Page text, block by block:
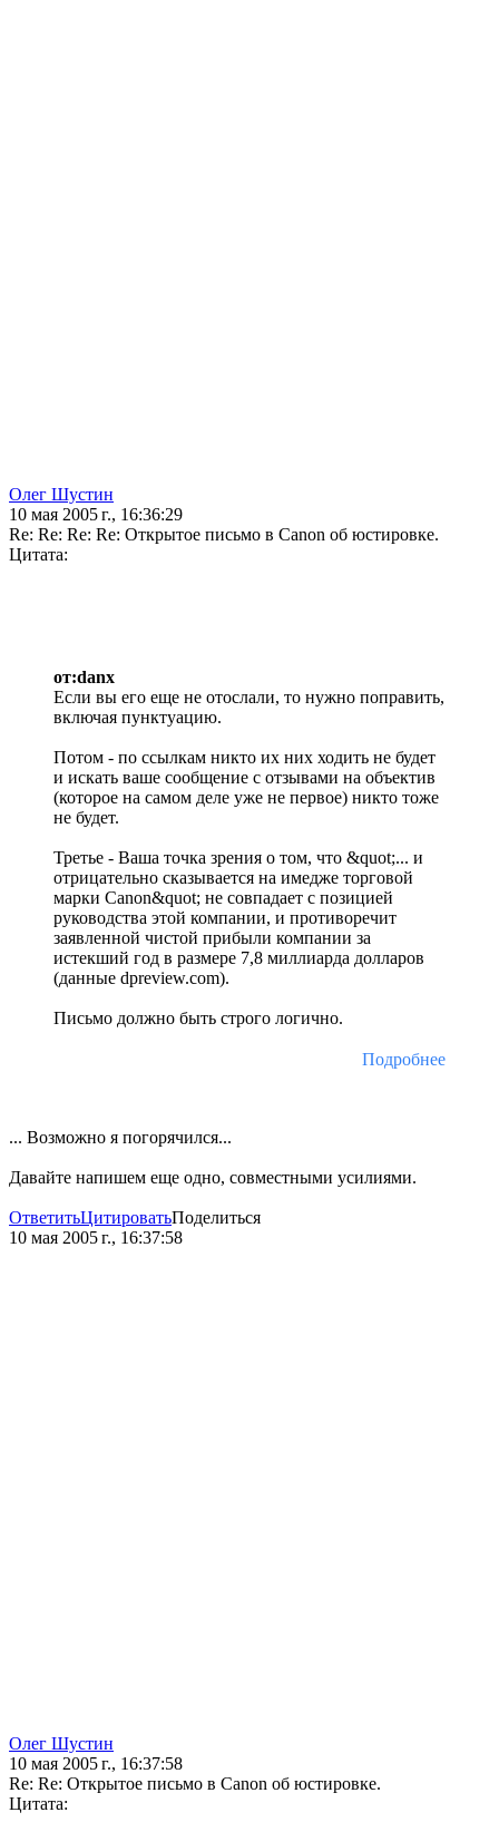
Олег Шустин
10 мая 2005 г., 16:36:29
Re: Re: Re: Re: Открытое письмо в Canon об юстировке.
Цитата:
от:danx
Если вы его еще не отослали, то нужно поправить,
включая пунктуацию.
Потом - по ссылкам никто их них ходить не будет
и искать ваше сообщение с отзывами на объектив
(которое на самом деле уже не первое) никто тоже
не будет.
Третье - Ваша точка зрения о том, что &quot;... и
отрицательно сказывается на имедже торговой
марки Canon&quot; не совпадает с позицией
руководства этой компании, и противоречит
заявленной чистой прибыли компании за
истекший год в размере 7,8 миллиарда долларов
(данные dpreview.com).
Письмо должно быть строго логично.
Подробнее
... Возможно я погорячился...
Давайте напишем еще одно, совместными усилиями.
ОтветитьЦитироватьПоделиться
10 мая 2005 г., 16:37:58
Олег Шустин
10 мая 2005 г., 16:37:58
Re: Re: Открытое письмо в Canon об юстировке.
Цитата: